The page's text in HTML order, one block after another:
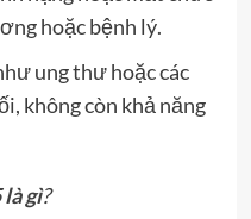
hoặc bệnh lý.
ung thư hoặc các
không còn khả năng
gì?